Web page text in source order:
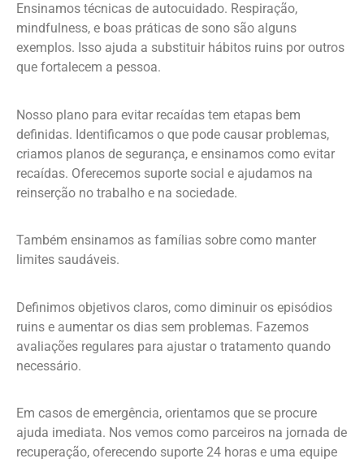
Ensinamos técnicas de autocuidado. Respiração,
mindfulness, e boas práticas de sono são alguns
exemplos. Isso ajuda a substituir hábitos ruins por outros
que fortalecem a pessoa.
Nosso plano para evitar recaídas tem etapas bem
definidas. Identificamos o que pode causar problemas,
criamos planos de segurança, e ensinamos como evitar
recaídas. Oferecemos suporte social e ajudamos na
reinserção no trabalho e na sociedade.
Também ensinamos as famílias sobre como manter
limites saudáveis.
Definimos objetivos claros, como diminuir os episódios
ruins e aumentar os dias sem problemas. Fazemos
avaliações regulares para ajustar o tratamento quando
necessário.
Em casos de emergência, orientamos que se procure
ajuda imediata. Nos vemos como parceiros na jornada de
recuperação, oferecendo suporte 24 horas e uma equipe